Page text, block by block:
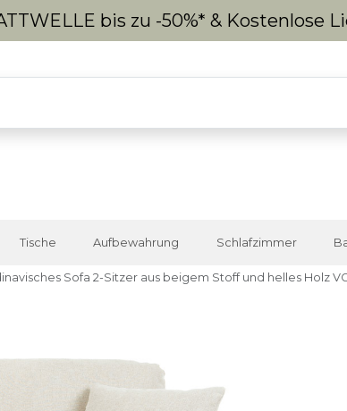
bis zu -50%* & Kostenlose
Tische Aufbewahrung Schlafzimmer
Sofa 2-Sitzer aus beigem Stoff und helles Holz